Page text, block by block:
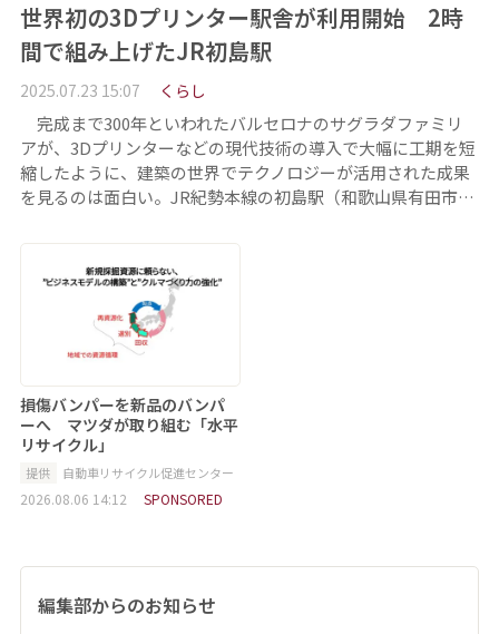
世界初の3Dプリンター駅舎が利用開始 2時
間で組み上げたJR初島駅
2025.07.23 15:07 くらし
完成まで300年といわれたバルセロナのサグラダファミリ
アが、3Dプリンターなどの現代技術の導入で大幅に工期を短
縮したように、建築の世界でテクノロジーが活用された成果
を見るのは面白い。JR紀勢本線の初島駅（和歌山県有田市…
損傷バンパーを新品のバンパ
ーへ マツダが取り組む「水平
リサイクル」
提供 自動車リサイクル促進センター
2026.08.06 14:12 SPONSORED
編集部からのお知らせ